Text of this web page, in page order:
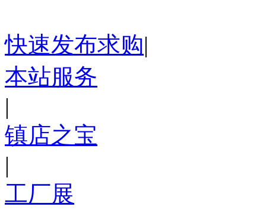
快速发布求购|
本站服务
|
镇店之宝
|
工厂展